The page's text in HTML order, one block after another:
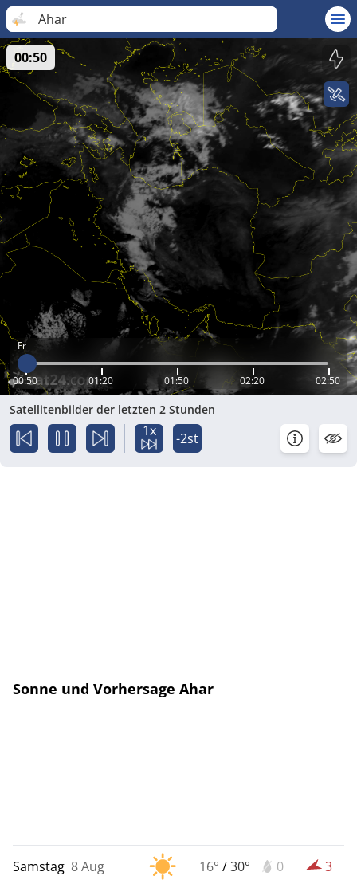
Ahar
Fr
00:50 01:20 01:50 02:20 02:50
00:50
Satellitenbilder der letzten 2 Stunden
1x -2st
Sonne und Vorhersage Ahar
Samstag 8 Aug 16° /30° 0 3